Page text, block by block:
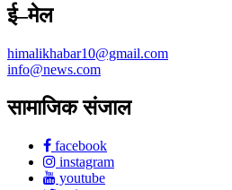
ई–मेल
himalikhabar10@gmail.com
info@news.com
सामाजिक संजाल
facebook
instagram
youtube